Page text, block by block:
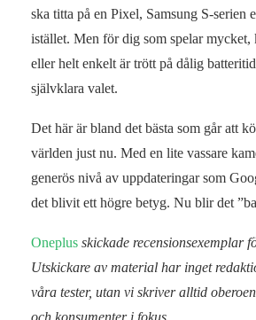
ska titta på en Pixel, Samsung S-serien
istället. Men för dig som spelar mycket,
eller helt enkelt är trött på dålig
självklara valet.
Det här är bland det bästa som går att
världen just nu. Med en lite vassare
generös nivå av uppdateringar som
det blivit ett högre betyg. Nu blir det
Oneplus skickade recensionsexemplar
Utskickare av material har inget
våra tester, utan vi skriver alltid
och konsumenter i fokus.